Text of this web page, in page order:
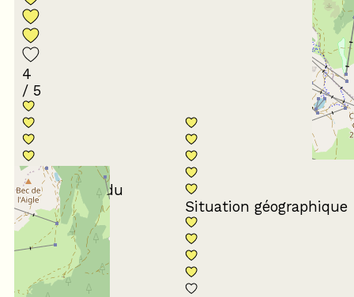
4
/ 5
Conformité du
descriptif
Situation géographique